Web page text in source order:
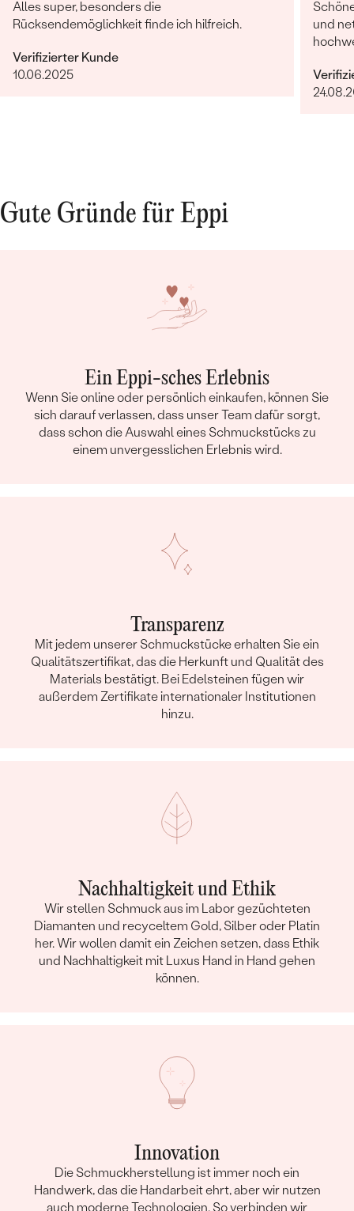
Alles super, besonders die
Rücksendemöglichkeit finde ich hilfreich.
Verifizierter Kunde
10.06.2025
und
Gute Gründe für Eppi
Ein Eppi-sches Erlebnis
Wenn Sie online oder persönlich einkaufen, können Sie
sich darauf verlassen, dass unser Team dafür sorgt,
dass schon die Auswahl eines Schmuckstücks zu
einem unvergesslichen Erlebnis wird.
Transparenz
Mit jedem unserer Schmuckstücke erhalten Sie ein
Qualitätszertifikat, das die Herkunft und Qualität des
Materials bestätigt. Bei Edelsteinen fügen wir
außerdem Zertifikate internationaler Institutionen
hinzu.
Nachhaltigkeit und Ethik
Wir stellen Schmuck aus im Labor gezüchteten
Diamanten und recyceltem Gold, Silber oder Platin
her. Wir wollen damit ein Zeichen setzen, dass Ethik
und Nachhaltigkeit mit Luxus Hand in Hand gehen
können.
Innovation
Die Schmuckherstellung ist immer noch ein
Handwerk, das die Handarbeit ehrt, aber wir nutzen
auch moderne Technologien. So verbinden wir